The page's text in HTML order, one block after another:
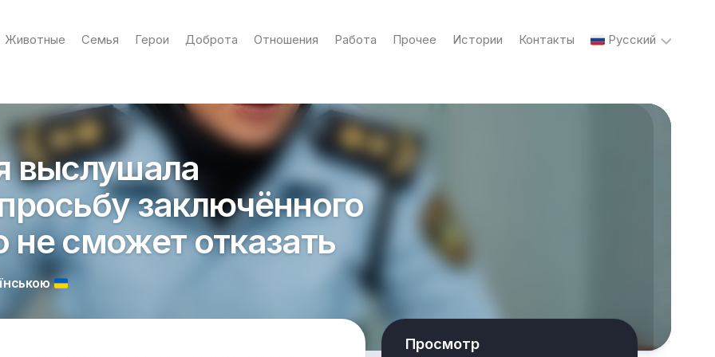
Животные Семья Герои Доброта Отношения Работа Прочее Истории Контакты Русский
English
выслушала
заключённого
не сможет отказать
Просмотр